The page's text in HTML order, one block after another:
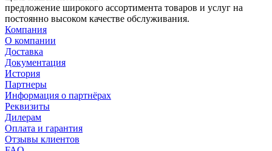
предложение широкого ассортимента товаров и услуг на
постоянно высоком качестве обслуживания.
Компания
О компании
Доставка
Документация
История
Партнеры
Информация о партнёрах
Реквизиты
Дилерам
Оплата и гарантия
Отзывы клиентов